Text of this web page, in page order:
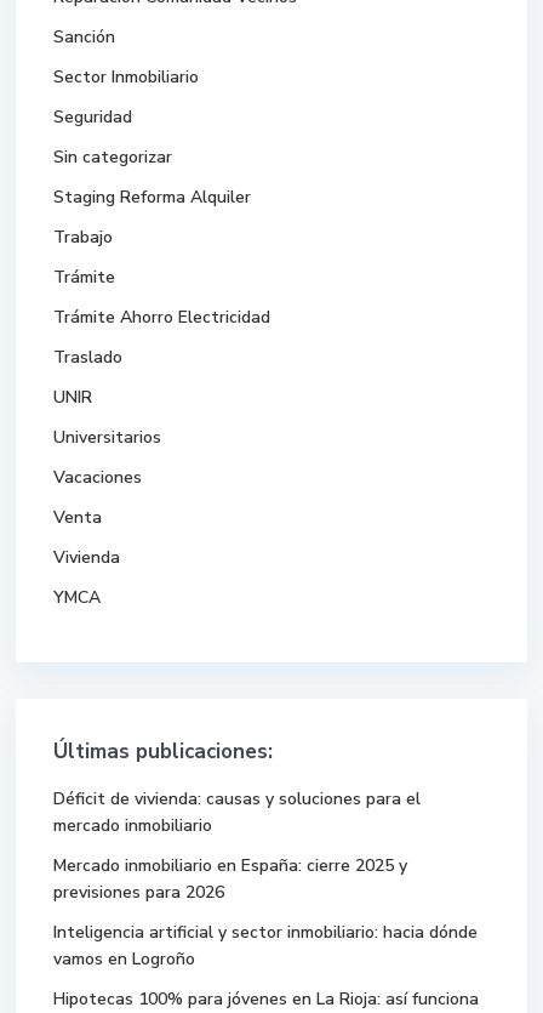
Sanción
Sector Inmobiliario
Seguridad
Sin categorizar
Staging Reforma Alquiler
Trabajo
Trámite
Trámite Ahorro Electricidad
Traslado
UNIR
Universitarios
Vacaciones
Venta
Vivienda
YMCA
Últimas publicaciones:
Déficit de vivienda: causas y soluciones para el
mercado inmobiliario
Mercado inmobiliario en España: cierre 2025 y
previsiones para 2026
Inteligencia artificial y sector inmobiliario: hacia dónde
vamos en Logroño
Hipotecas 100% para jóvenes en La Rioja: así funciona